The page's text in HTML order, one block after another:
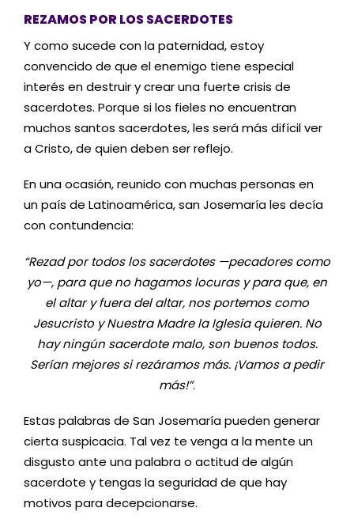
REZAMOS POR LOS SACERDOTES
Y como sucede con la paternidad, estoy
convencido de que el enemigo tiene especial
interés en destruir y crear una fuerte crisis de
sacerdotes. Porque si los fieles no encuentran
muchos santos sacerdotes, les será más difícil ver
a Cristo, de quien deben ser reflejo.
En una ocasión, reunido con muchas personas en
un país de Latinoamérica, san Josemaría les decía
con contundencia:
“Rezad por todos los sacerdotes —pecadores como
yo—, para que no hagamos locuras y para que, en
el altar y fuera del altar, nos portemos como
Jesucristo y Nuestra Madre la Iglesia quieren. No
hay ningún sacerdote malo, son buenos todos.
Serían mejores si rezáramos más. ¡Vamos a pedir
más!”.
Estas palabras de San Josemaría pueden generar
cierta suspicacia. Tal vez te venga a la mente un
disgusto ante una palabra o actitud de algún
sacerdote y tengas la seguridad de que hay
motivos para decepcionarse.